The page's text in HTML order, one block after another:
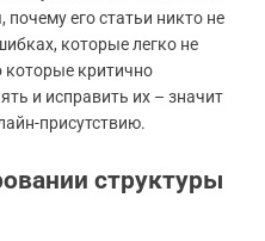
его статьи никто не
которые легко не
которые критично
и исправить их – значит
присутствию.
структуры